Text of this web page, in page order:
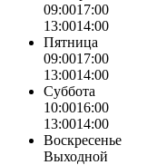
09:0017:00
13:0014:00
Пятница
09:0017:00
13:0014:00
Суббота
10:0016:00
13:0014:00
Воскресенье
Выходной